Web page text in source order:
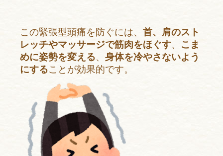
この緊張型頭痛を防ぐには、 首、肩のスト
レッチやマッサージで筋肉をほぐす、 こま
めに姿勢を変える、 身体を冷やさないよう
にすることが効果的です。